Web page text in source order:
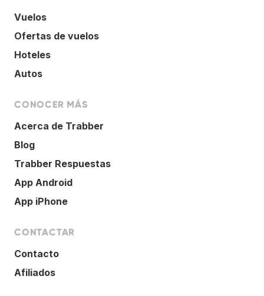
Vuelos
Ofertas de vuelos
Hoteles
Autos
CONOCER MÁS
Acerca de Trabber
Blog
Trabber Respuestas
App Android
App iPhone
CONTACTAR
Contacto
Afiliados